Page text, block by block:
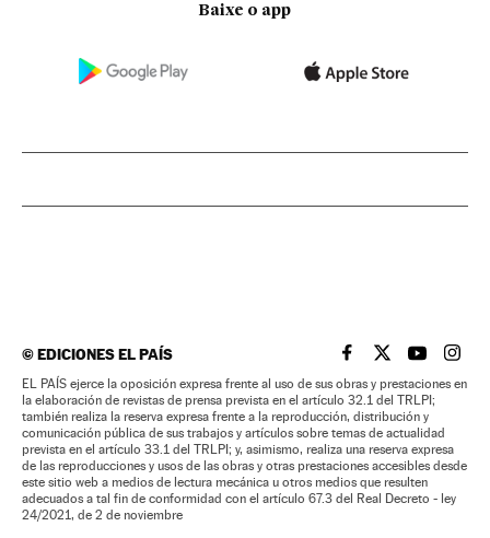
Baixe o app
©EDICIONES EL PAÍS EL PAÍS BRASIL EN
EL PAÍSEL PAÍS
EL
EL PAÍS ejerce la oposición expresa frente al uso de sus obras y prestaciones en
la elaboración de revistas de prensa prevista en el artículo 32.1 del TRLPI;
también realiza la reserva expresa frente a la reproducción, distribución y
comunicación pública de sus trabajos y artículos sobre temas de actualidad
prevista en el artículo 33.1 del TRLPI; y, asimismo, realiza una reserva expresa
de las reproducciones y usos de las obras y otras prestaciones accesibles desde
este sitio web a medios de lectura mecánica u otros medios que resulten
adecuados a tal fin de conformidad con el artículo 67.3 del Real Decreto - ley
24/2021, de 2 de noviembre